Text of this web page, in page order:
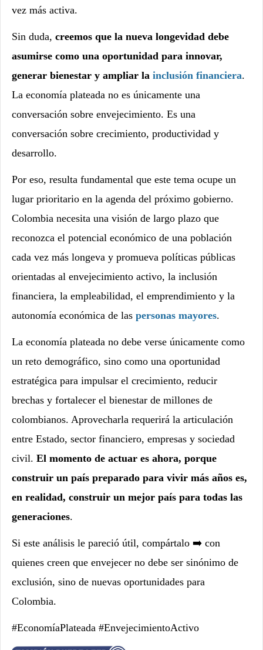
vez más activa.
Sin duda, creemos que la nueva longevidad debe
asumirse como una oportunidad para innovar,
generar bienestar y ampliar la inclusión financiera.
La economía plateada no es únicamente una
conversación sobre envejecimiento. Es una
conversación sobre crecimiento, productividad y
desarrollo.
Por eso, resulta fundamental que este tema ocupe un
lugar prioritario en la agenda del próximo gobierno.
Colombia necesita una visión de largo plazo que
reconozca el potencial económico de una población
cada vez más longeva y promueva políticas públicas
orientadas al envejecimiento activo, la inclusión
financiera, la empleabilidad, el emprendimiento y la
autonomía económica de las personas mayores.
La economía plateada no debe verse únicamente como
un reto demográfico, sino como una oportunidad
estratégica para impulsar el crecimiento, reducir
brechas y fortalecer el bienestar de millones de
colombianos. Aprovecharla requerirá la articulación
entre Estado, sector financiero, empresas y sociedad
civil. El momento de actuar es ahora, porque
construir un país preparado para vivir más años es,
en realidad, construir un mejor país para todas las
generaciones.
Si este análisis le pareció útil, compártalo ➡️ con
quienes creen que envejecer no debe ser sinónimo de
exclusión, sino de nuevas oportunidades para
Colombia.
#EconomíaPlateada #EnvejecimientoActivo